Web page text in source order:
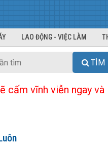
LAO ĐỘNG - VIỆC LÀM
TÌM
cấm vĩnh viễn ngay và